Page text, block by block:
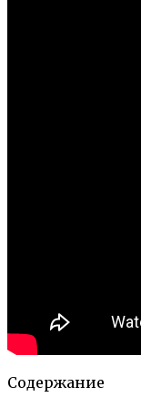
Содержание